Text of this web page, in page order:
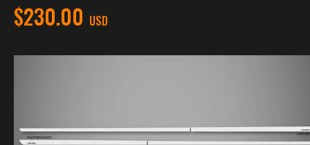
$230.00 USD